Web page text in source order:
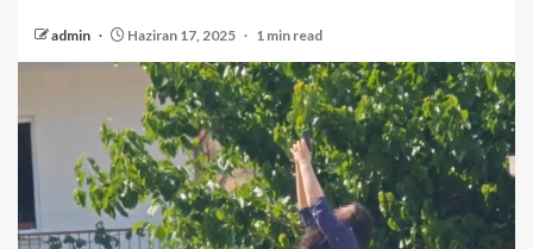
admin Haziran 17, 2025 1 min read